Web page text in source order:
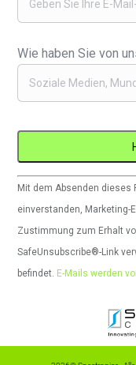
Wie haben Sie von
Constant
Contact
verwenden.
Bitte
lassen
leer.
Mit dem Absenden dieses
einverstanden, Marketing-
Zustimmung zum Erhalt
SafeUnsubscribe®-Link
befindet. E-Mails werden